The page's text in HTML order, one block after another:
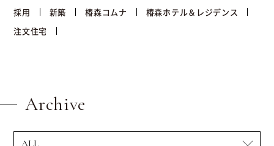
採用
新築 椿森コムナ
椿森ホテル＆レジデンス
注文住宅
Archive